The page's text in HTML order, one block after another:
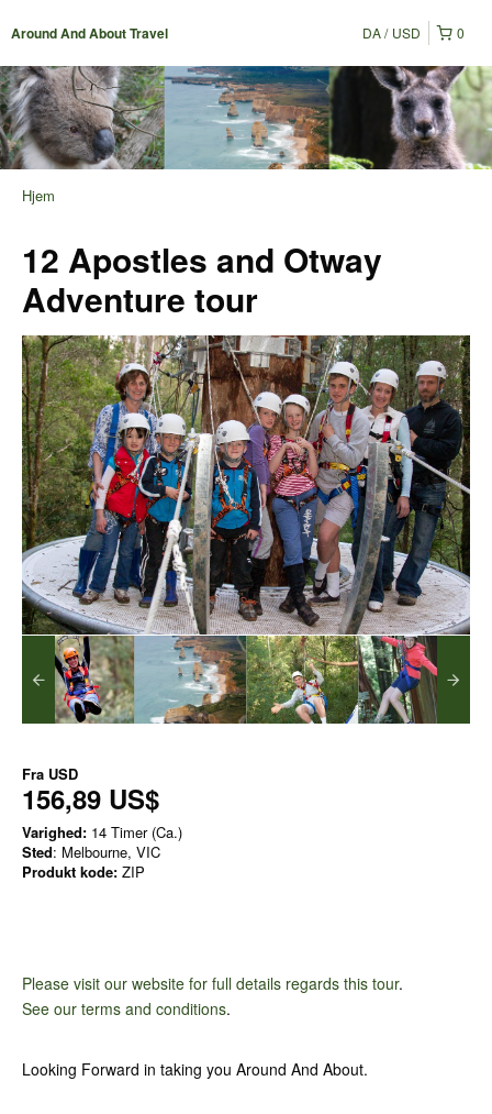
Around And About Travel 0
DA USD
Hjem
12 Apostles and Otway
Adventure tour
Fra USD
156,89 US$
Varighed: 14 Timer (Ca.)
Sted: Melbourne, VIC
Produkt kode: ZIP
Please visit our website for full details regards this tour.
See our terms and conditions.
Looking Forward in taking you Around And About.